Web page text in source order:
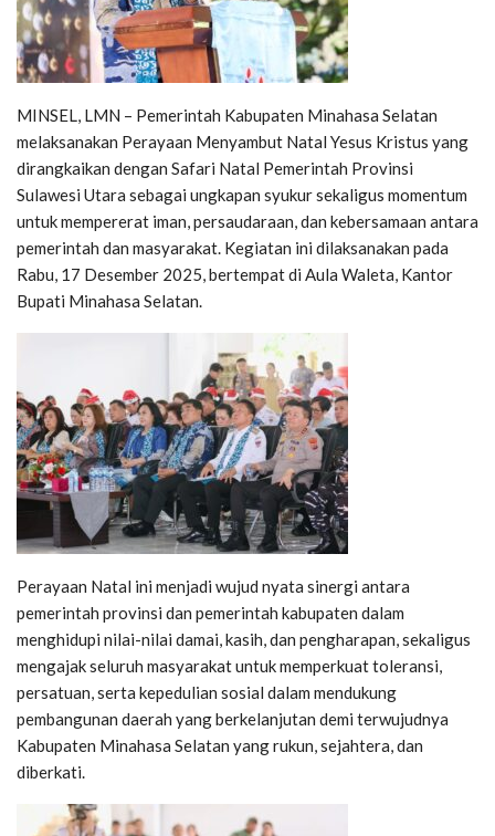
MINSEL, LMN – Pemerintah Kabupaten Minahasa Selatan
melaksanakan Perayaan Menyambut Natal Yesus Kristus yang
dirangkaikan dengan Safari Natal Pemerintah Provinsi
Sulawesi Utara sebagai ungkapan syukur sekaligus momentum
untuk mempererat iman, persaudaraan, dan kebersamaan antara
pemerintah dan masyarakat. Kegiatan ini dilaksanakan pada
Rabu, 17 Desember 2025, bertempat di Aula Waleta, Kantor
Bupati Minahasa Selatan.
Perayaan Natal ini menjadi wujud nyata sinergi antara
pemerintah provinsi dan pemerintah kabupaten dalam
menghidupi nilai-nilai damai, kasih, dan pengharapan, sekaligus
mengajak seluruh masyarakat untuk memperkuat toleransi,
persatuan, serta kepedulian sosial dalam mendukung
pembangunan daerah yang berkelanjutan demi terwujudnya
Kabupaten Minahasa Selatan yang rukun, sejahtera, dan
diberkati.